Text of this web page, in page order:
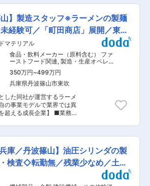
同時に、現場を知り理解を
育係が隣に座っており、部
るので「困っているのに誰
う状況ナシ！ ★未経験や新
す！ ＼働きやすい
1）働き方整います！ ・転
年休１２７日 ・社長のお考
やして週休3日にできた
にニーズが発生するので、
た利益率実現◎ （2）風通
の業務が終われば帰りやす
社員さんも多◎ ・社長との
ャリアや悩みについて1対
〜評価まで携われる◎ ・完
合外注に出しているフェー
アでいることもOK！ 変更の範囲：無
生充実 ◎地域密着型で、腰
ー・コンバイン・田植機な
整備・修理を担当します。
少し触っただけ」 「整備の
方でも、入社後の研修と
心です。 【具体的な
作業機の定期点検、メンテ
部品交換 お客様先（農
機械の使い方や日常点検の
簡単な報告（タブレット入
ことはありません！ ■仕
の仕事は、農家の一番近い
を支える仕事です。 「収穫
困っていた」 「あなたが来
単なる修理ではなく、
いやすくなるか」 「次はど
いった提案力・知識も自然
礎からスタート ・工具の
山】製造スタッフ※ラーメンの製麺
経験可／「町田商店」展開／東証
マテリアル
食品・飲料メーカー（原料含む） ファ
ーストフード関連, 製造・生産オペレー
ター（食品・香料・飼料）
350万円~499万円
兵庫県丹波篠山市東吹
した同社が運営するラーメ
の事業モデルで業界では異
る成長企業】 ■業務概
・麺の製造加工／
作業で入れます ・検品 ・
原料の集荷 など ※フォー
ちの方は資格を活かせま
進める作業が中心となりま
庫／丹波篠山】油圧シリンダの製
検査◇転勤無／残業少なめ／土日